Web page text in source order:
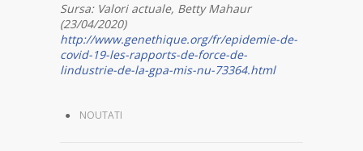
Sursa: Valori actuale, Betty Mahaur
(23/04/2020)
http://www.genethique.org/fr/epidemie-de-
covid-19-les-rapports-de-force-de-
lindustrie-de-la-gpa-mis-nu-73364.html
NOUTATI